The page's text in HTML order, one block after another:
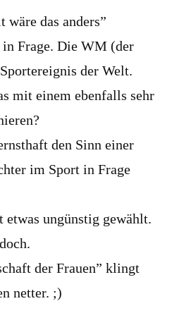
wäre das anders”
Frage. Die WM (der
der Welt.
mit einem ebenfalls sehr
den Sinn einer
im Sport in Frage
ungünstig gewählt.
der Frauen” klingt
netter. ;)